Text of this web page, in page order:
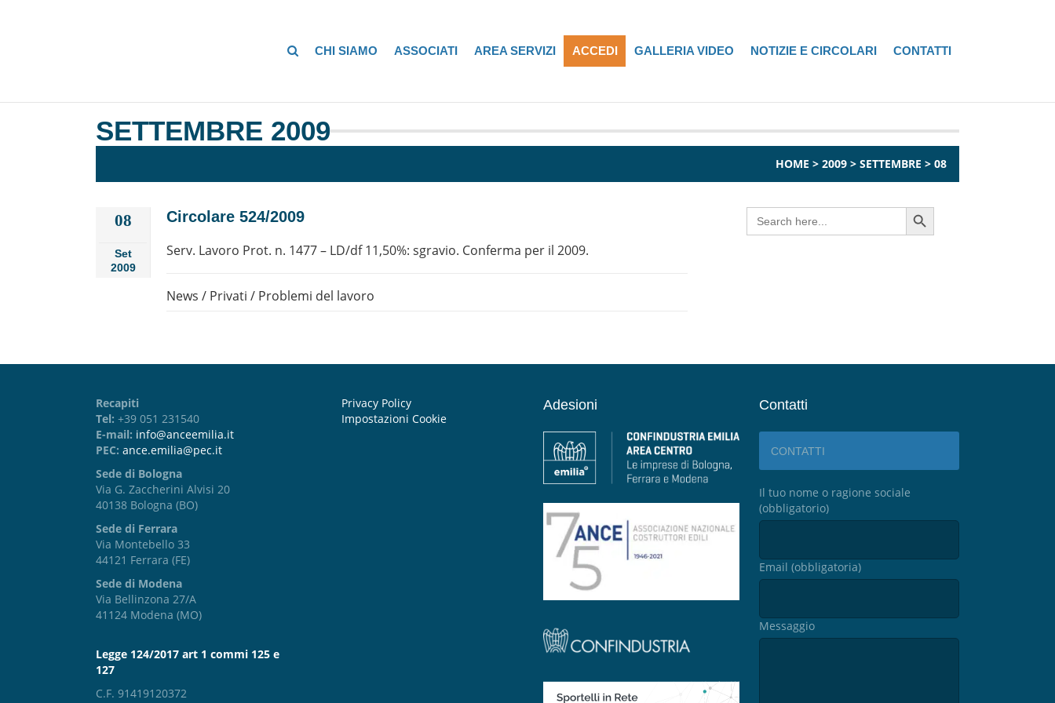
CHI SIAMO ASSOCIATI AREA SERVIZI ACCEDI GALLERIA VIDEO NOTIZIE E CIRCOLARI CONTATTI
SETTEMBRE 2009
HOME > 2009 > SETTEMBRE > 08
08
Set
2009
Circolare 524/2009
Serv. Lavoro Prot. n. 1477 – LD/df 11,50%: sgravio. Conferma per il 2009.
News / Privati / Problemi del lavoro
Search
for:
Search Button
Recapiti
Tel: +39 051 231540
E-mail: info@anceemilia.it
PEC: ance.emilia@pec.it
Sede di Bologna
Via G. Zaccherini Alvisi 20
40138 Bologna (BO)
Sede di Ferrara
Via Montebello 33
44121 Ferrara (FE)
Sede di Modena
Via Bellinzona 27/A
41124 Modena (MO)
Legge 124/2017 art 1 commi 125 e
127
C.F. 91419120372
Privacy Policy
Impostazioni Cookie
Adesioni Contatti
CONTATTI
Il tuo nome o ragione sociale
(obbligatorio)
Email (obbligatoria)
Messaggio